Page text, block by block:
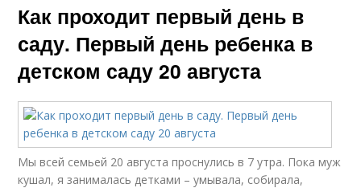
Как проходит первый день в
саду. Первый день ребенка в
детском саду 20 августа
Мы всей семьей 20 августа проснулись в 7 утра. Пока муж
кушал, я занималась детками – умывала, собирала,